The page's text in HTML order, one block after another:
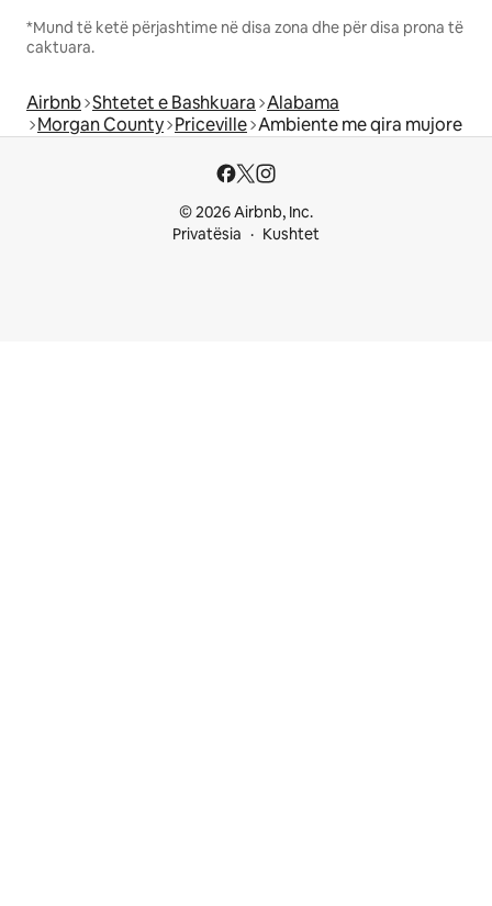
*Mund të ketë përjashtime në disa zona dhe për disa prona të
caktuara.
Airbnb Shtetet e Bashkuara Alabama
Morgan County Priceville Ambiente me qira mujore
© 2026 Airbnb, Inc.
Privatësia
Kushtet